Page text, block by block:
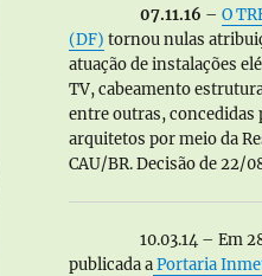
07.11.16 – O
(DF) tornou nulas
atuação de instalações
TV, cabeamento
entre outras, concedidas
arquitetos por meio da
CAU/BR. Decisão de 22/
10.03.14 – Em
publicada aPortaria